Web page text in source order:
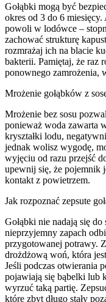
Gołąbki mogą być
okres od 3 do 6
powoli w lodówce –
zachować strukturę
rozmrażaj ich na blacie
bakterii. Pamiętaj, że raz
ponownego zamrożenia,
Mrożenie gołąbków z
Mrożenie bez sosu
ponieważ woda zawarta
kryształki lodu,
jednak wolisz wygodę,
wyjęciu od razu przejść
upewnij się, że pojemnik
kontakt z powietrzem.
Jak rozpoznać zepsute
Gołąbki nie nadają się
nieprzyjemny zapach
przygotowanej potrawy.
drożdżową woń, która
Jeśli podczas otwierania
pojawiają się bąbelki lub
wyrzuć taką partię.
które zbyt długo stały